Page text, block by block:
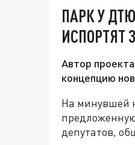
ПАРК У
ИСПОРТЯТ
Автор
концепцию
На минувшей
депутатов,